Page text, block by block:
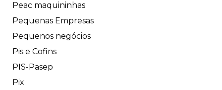
Peac maquininhas
Pequenas Empresas
Pequenos negócios
Pis e Cofins
PIS-Pasep
Pix